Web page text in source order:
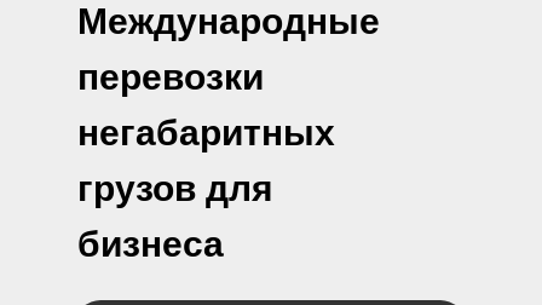
Международные
перевозки
негабаритных
грузов для
бизнеса